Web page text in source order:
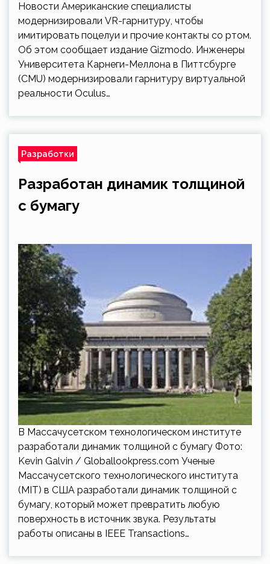
Новости Американские специалисты
модернизировали VR-гарнитуру, чтобы
имитировать поцелуи и прочие контакты со ртом.
Об этом сообщает издание Gizmodo. Инженеры
Университета Карнеги-Меллона в Питтсбурге
(CMU) модернизировали гарнитуру виртуальной
реальности Oculus…
Разработки
Разработан динамик толщиной
с бумагу
В Массачусетском технологическом институте
разработали динамик толщиной с бумагу Фото:
Kevin Galvin / Globallookpress.com Ученые
Массачусетского технологического института
(MIT) в США разработали динамик толщиной с
бумагу, который может превратить любую
поверхность в источник звука. Результаты
работы описаны в IEEE Transactions…